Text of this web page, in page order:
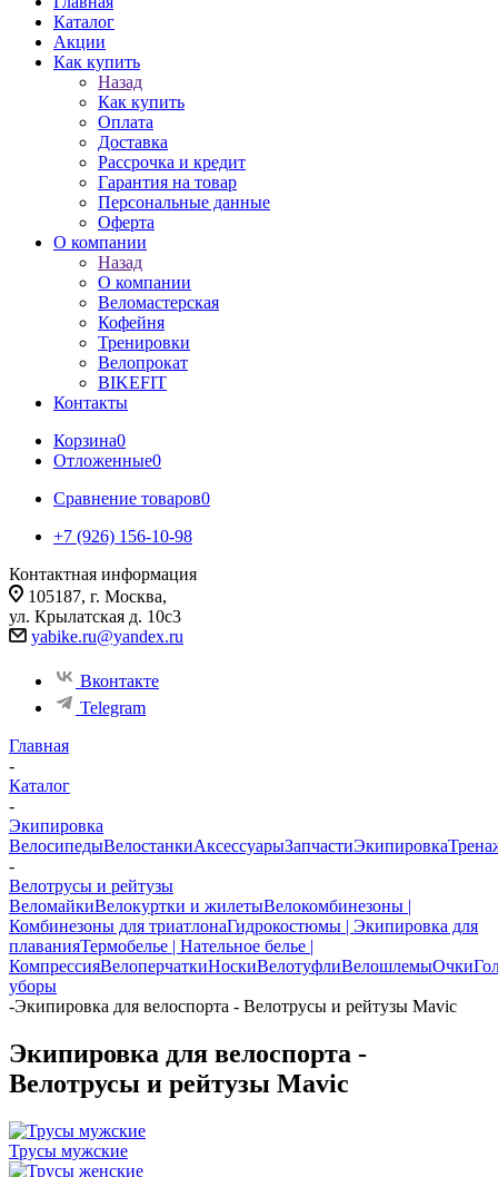
Каталог
Акции
Как купить
Назад
Как купить
Оплата
Доставка
Рассрочка и кредит
Гарантия на товар
Персональные данные
Оферта
О компании
Назад
О компании
Веломастерская
Кофейня
Тренировки
Велопрокат
BIKEFIT
Контакты
Корзина0
Отложенные0
Сравнение товаров0
+7 (926) 156-10-98
Контактная информация
105187, г. Москва,
ул. Крылатская д. 10с3
yabike.ru@yandex.ru
Вконтакте
Telegram
Главная
-
Каталог
-
Экипировка
ВелосипедыВелостанкиАксессуарыЗапчастиЭкипировка
-
Велотрусы и рейтузы
ВеломайкиВелокуртки и жилетыВелокомбинезоны |
Комбинезоны для триатлонаГидрокостюмы | Экипировка для
плаванияТермобелье | Нательное белье |
КомпрессияВелоперчаткиНоскиВелотуфлиВелошлемыОчки
уборы
-Экипировка для велоспорта - Велотрусы и рейтузы Mavic
Экипировка для велоспорта -
Велотрусы и рейтузы Mavic
Трусы мужские